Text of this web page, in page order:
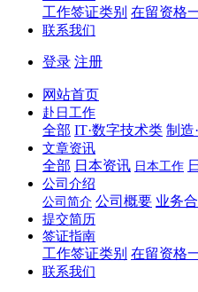
工作签证类别 在留资格
联系我们
登录 注册
网站首页
赴日工作
全部 IT·数字技术类 制造
文章资讯
全部 日本资讯 日本工作
公司介绍
公司简介 公司概要 业务
提交简历
签证指南
工作签证类别 在留资格
联系我们